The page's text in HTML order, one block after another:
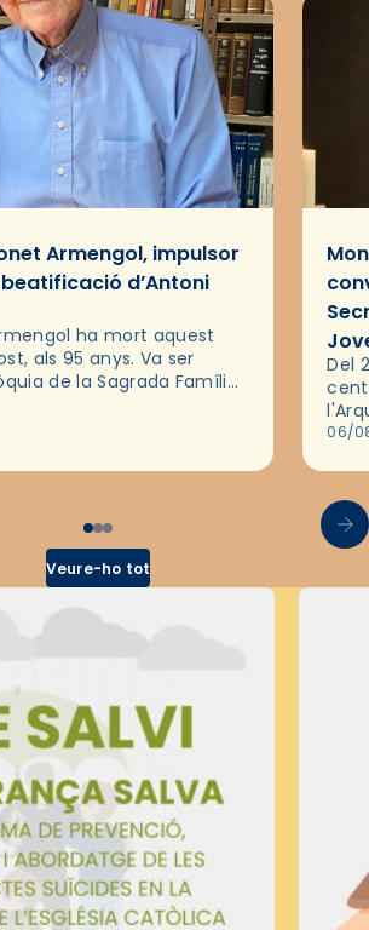
Armengol, impulsor
d’Antoni
ha mort aquest
als 95 anys. Va ser
de la Sagrada Família
Del
les
06/
Veure-ho tot